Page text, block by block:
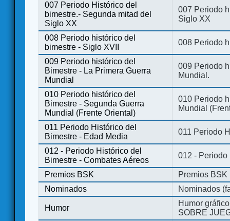
007 Periodo Histórico del
bimestre.- Segunda mitad del
Siglo XX
007 Periodo
Siglo XX
008 Periodo histórico del
bimestre - Siglo XVII
008 Periodo
009 Periodo histórico del
Bimestre - La Primera Guerra
Mundial
009 Periodo
Mundial.
010 Periodo histórico del
Bimestre - Segunda Guerra
Mundial (Frente Oriental)
010 Periodo
Mundial
011 Periodo Histórico del
Bimestre - Edad Media
011 Periodo
012 - Periodo Histórico del
Bimestre - Combates Aéreos
012 - Periodo
Premios BSK
Premios BSK
Nominados
Nominados
Humor
Humor
SOBRE